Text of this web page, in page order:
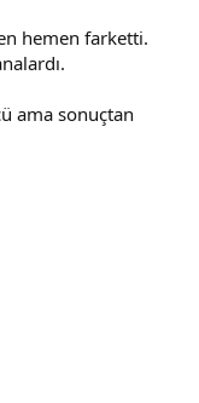
hemen farketti.
ama sonuçtan